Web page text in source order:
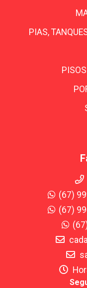
PIAS,
(67)
(67)